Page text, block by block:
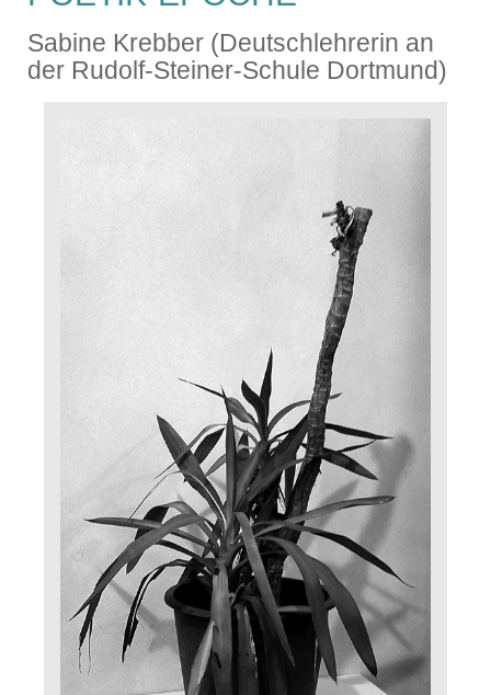
Sabine Krebber (Deutschlehrerin an
der Rudolf-Steiner-Schule Dortmund)